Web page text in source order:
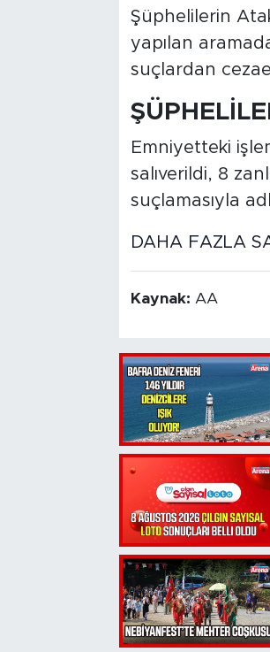
Şüphelilerin
yapılan
suçlardan
Emniyetteki
salıverildi, 8
suçlamasıyla
DAHA FAZLA
Kaynak: AA